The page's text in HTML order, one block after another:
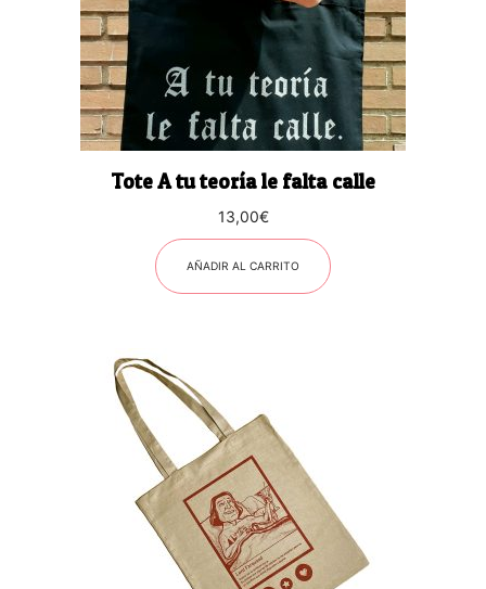
Tote A tu teoría le falta calle
13,00€
AÑADIR AL CARRITO